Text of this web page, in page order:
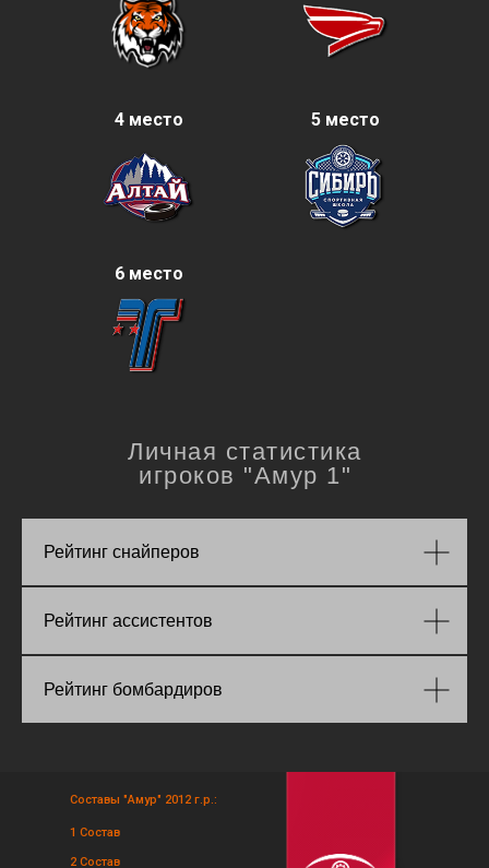
4 место 5 место
6 место
Личная статистика
игроков "Амур 1"
Рейтинг снайперов
Рейтинг ассистентов
Рейтинг бомбардиров
1 Состав
2 Состав
Составы "Амур" 2012 г.р.: